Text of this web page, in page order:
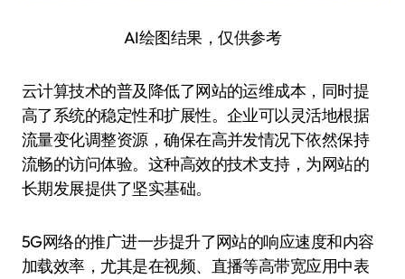
AI绘图结果，仅供参考
云计算技术的普及降低了网站的运维成本，同时提
高了系统的稳定性和扩展性。企业可以灵活地根据
流量变化调整资源，确保在高并发情况下依然保持
流畅的访问体验。这种高效的技术支持，为网站的
长期发展提供了坚实基础。
5G网络的推广进一步提升了网站的响应速度和内容
加载效率，尤其是在视频、直播等高带宽应用中表